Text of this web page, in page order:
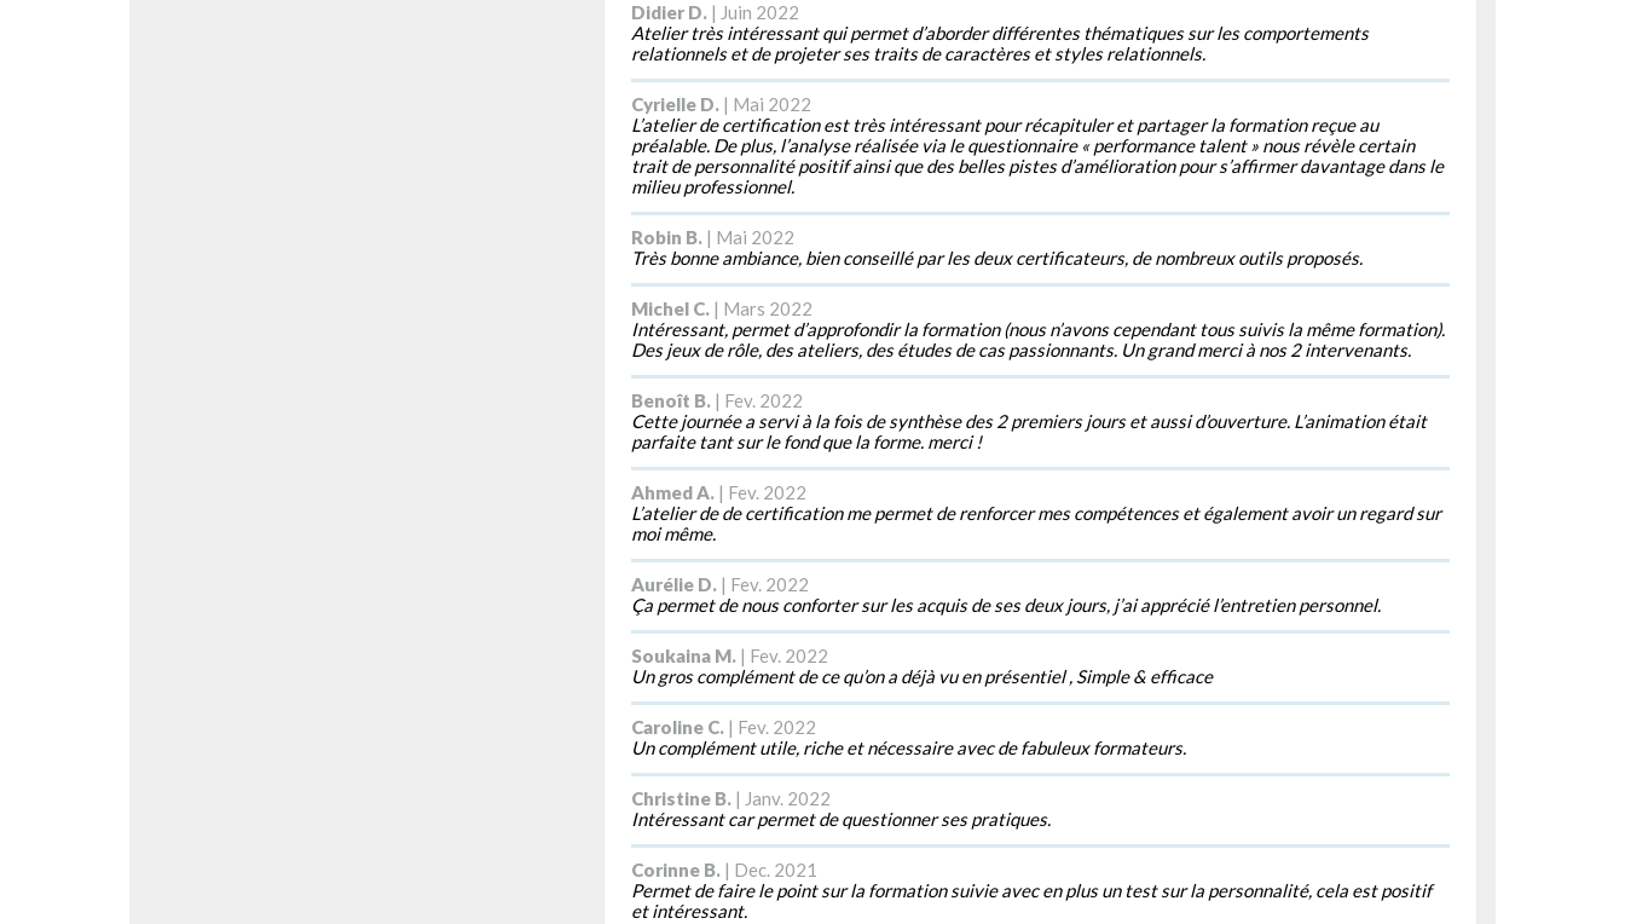
Didier D.| Juin 2022
Atelier très intéressant qui permet d’aborder différentes thématiques sur les comportements
relationnels et de projeter ses traits de caractères et styles relationnels.
Cyrielle D.| Mai 2022
L’atelier de certification est très intéressant pour récapituler et partager la formation reçue au
préalable. De plus, l’analyse réalisée via le questionnaire « performance talent » nous révèle certain
trait de personnalité positif ainsi que des belles pistes d’amélioration pour s’affirmer davantage dans le
milieu professionnel.
Robin B.| Mai 2022
Très bonne ambiance, bien conseillé par les deux certificateurs, de nombreux outils proposés.
Michel C.| Mars 2022
Intéressant, permet d’approfondir la formation (nous n’avons cependant tous suivis la même formation).
Des jeux de rôle, des ateliers, des études de cas passionnants. Un grand merci à nos 2 intervenants.
Benoît B.| Fev. 2022
Cette journée a servi à la fois de synthèse des 2 premiers jours et aussi d’ouverture. L’animation était
parfaite tant sur le fond que la forme. merci !
Ahmed A.| Fev. 2022
L’atelier de de certification me permet de renforcer mes compétences et également avoir un regard sur
moi même.
Aurélie D.| Fev. 2022
Ça permet de nous conforter sur les acquis de ses deux jours, j’ai apprécié l’entretien personnel.
Soukaina M. | Fev. 2022
Un gros complément de ce qu’on a déjà vu en présentiel , Simple & efficace
Caroline C.| Fev. 2022
Un complément utile, riche et nécessaire avec de fabuleux formateurs.
Christine B.| Janv. 2022
Intéressant car permet de questionner ses pratiques.
Corinne B.| Dec. 2021
Permet de faire le point sur la formation suivie avec en plus un test sur la personnalité, cela est positif
et intéressant.